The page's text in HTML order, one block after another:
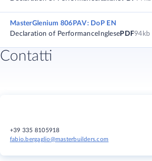
MasterGlenium 806PAV: DoP EN
Declaration of Performance Inglese PDF94kb
Contatti
+39 335 8105918
fabio.bergaglio@masterbuilders.com